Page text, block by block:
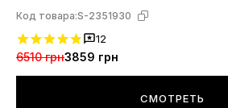
Код товара:S-2351930
12
6510 грн3859 грн
СМОТРЕТЬ